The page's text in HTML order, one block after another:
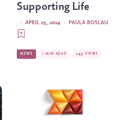
Supporting Life
PAULA BOSLAU
·
APRIL 25, 2024
·
NEWS 1 MIN READ 249 VIEWS